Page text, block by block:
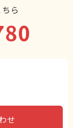
ら
せ